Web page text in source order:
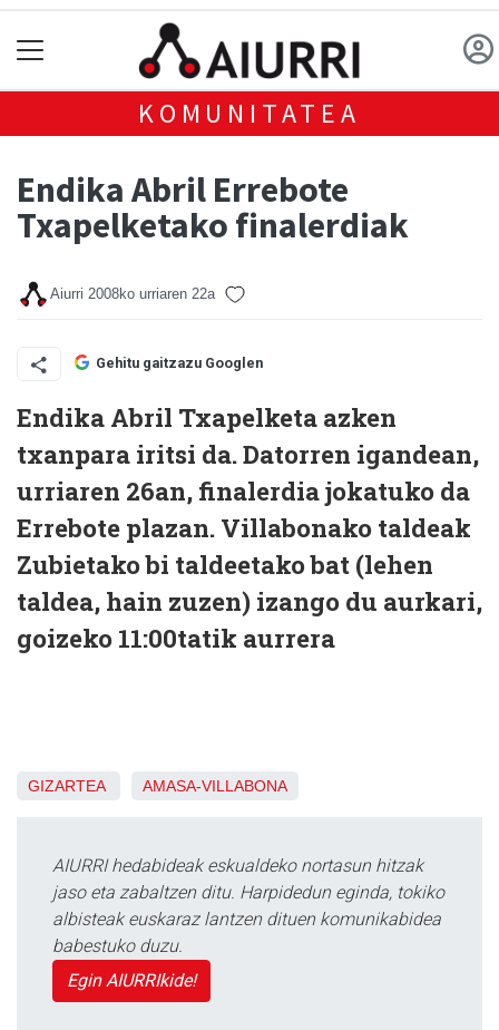
KOMUNITATEA
Endika Abril Errebote
Txapelketako finalerdiak
Aiurri 2008ko urriaren 22a
Gehitu gaitzazu Googlen
Endika Abril Txapelketa azken
txanpara iritsi da. Datorren igandean,
urriaren 26an, finalerdia jokatuko da
Errebote plazan. Villabonako taldeak
Zubietako bi taldeetako bat (lehen
taldea, hain zuzen) izango du aurkari,
goizeko 11:00tatik aurrera
GIZARTEA AMASA-VILLABONA
AIURRI hedabideak eskualdeko nortasun hitzak
jaso eta zabaltzen ditu. Harpidedun eginda, tokiko
albisteak euskaraz lantzen dituen komunikabidea
babestuko duzu.
Egin AIURRIkide!